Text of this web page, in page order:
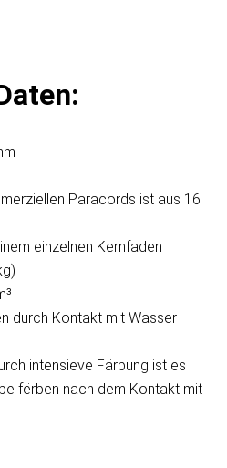
Paracords ist aus 16
einzelnen Kernfaden
durch Kontakt mit Wasser
intensieve Färbung ist es
fërben nach dem Kontakt mit